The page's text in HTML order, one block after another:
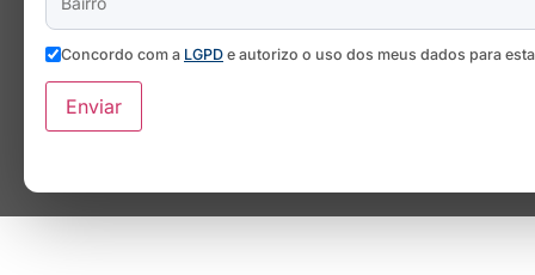
Concordo com a LGPD e autorizo o uso dos meus dados para
Enviar